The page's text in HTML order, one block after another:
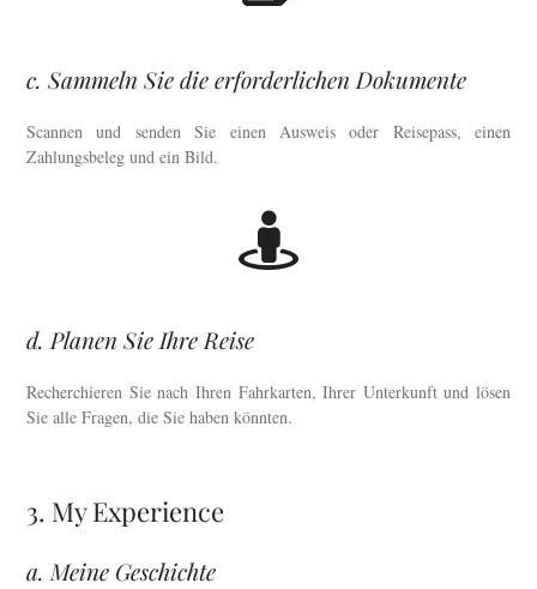
c. Sammeln Sie die erforderlichen Dokumente
Scannen und senden Sie einen Ausweis oder Reisepass, einen
Zahlungsbeleg und ein Bild.
d. Planen Sie Ihre Reise
Recherchieren Sie nach Ihren Fahrkarten, Ihrer Unterkunft und lösen
Sie alle Fragen, die Sie haben könnten.
3. My Experience
a. Meine Geschichte